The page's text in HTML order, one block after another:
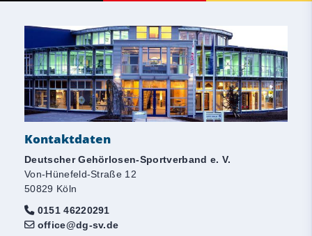
Kontaktdaten
Deutscher Gehörlosen-Sportverband e. V.
Von-Hünefeld-Straße 12
50829 Köln
0151 46220291
office@dg-sv.de